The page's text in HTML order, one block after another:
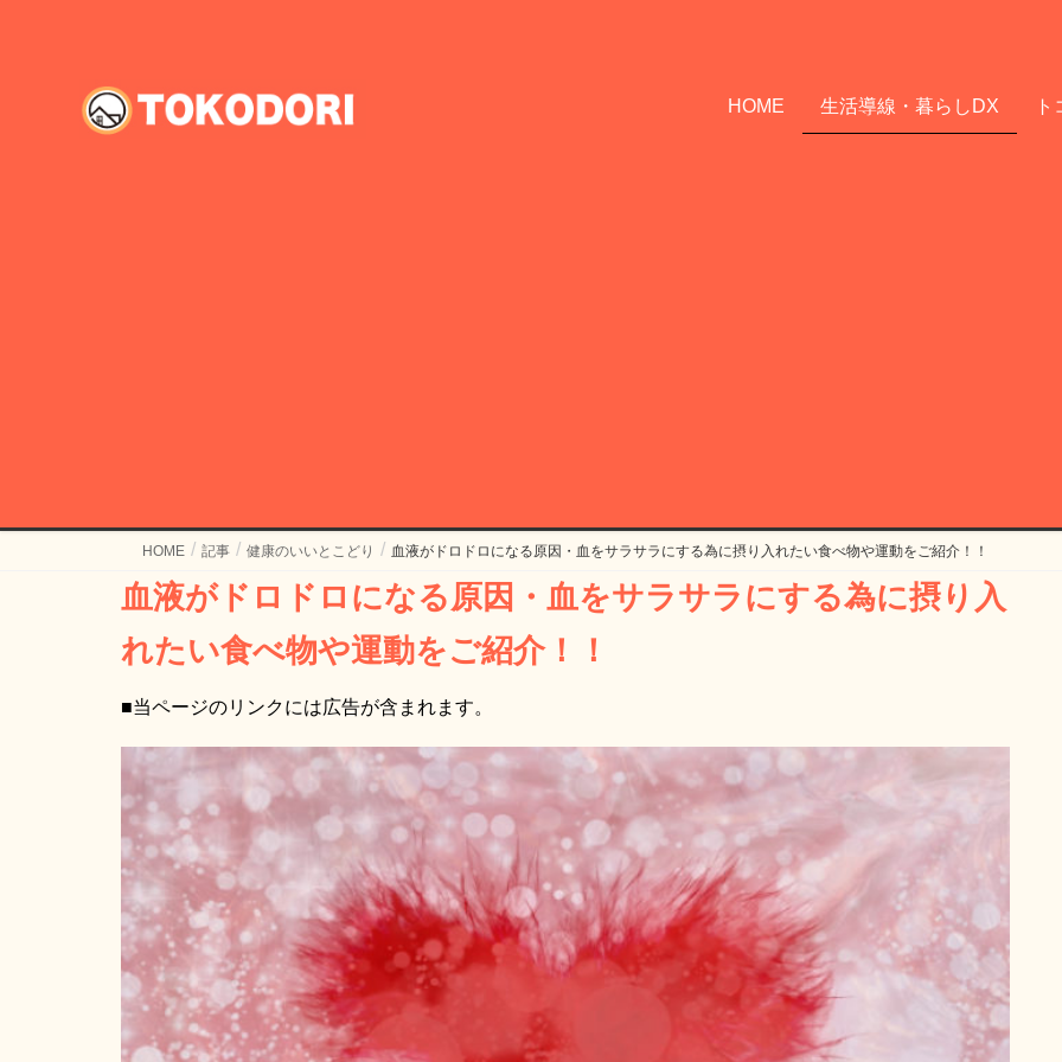
HOME 生活導線・暮らしDX
HOME 記事 健康のいいとこどり 血液がドロドロになる原因・血をサラサラにする為に摂り入れたい食べ物や運動をご紹介！！
血液がドロドロになる原因・血をサラサラにする為に摂り入
れたい食べ物や運動をご紹介！！
■当ページのリンクには広告が含まれます。